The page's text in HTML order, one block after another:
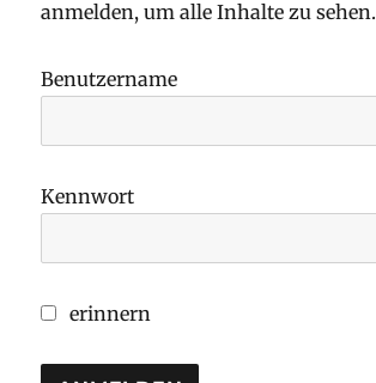
anmelden, um alle Inhalte zu sehen.
Benutzername
Kennwort
erinnern